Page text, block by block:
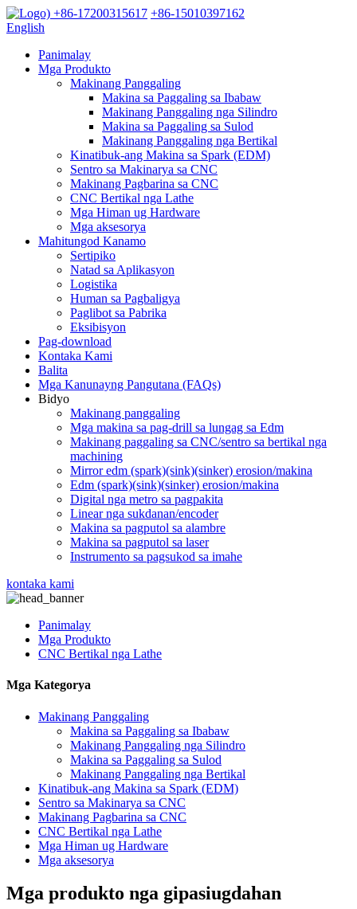
+86-17200315617 +86-15010397162
English
Panimalay
Mga Produkto
Makinang Panggaling
Makina sa Paggaling sa Ibabaw
Makinang Panggaling nga Silindro
Makina sa Paggaling sa Sulod
Makinang Panggaling nga Bertikal
Kinatibuk-ang Makina sa Spark (EDM)
Sentro sa Makinarya sa CNC
Makinang Pagbarina sa CNC
CNC Bertikal nga Lathe
Mga Himan ug Hardware
Mga aksesorya
Mahitungod Kanamo
Sertipiko
Natad sa Aplikasyon
Logistika
Human sa Pagbaligya
Paglibot sa Pabrika
Eksibisyon
Pag-download
Kontaka Kami
Balita
Mga Kanunayng Pangutana (FAQs)
Bidyo
Makinang panggaling
Mga makina sa pag-drill sa lungag sa Edm
Makinang paggaling sa CNC/sentro sa bertikal nga
machining
Mirror edm (spark)(sink)(sinker) erosion/makina
Edm (spark)(sink)(sinker) erosion/makina
Digital nga metro sa pagpakita
Linear nga sukdanan/encoder
Makina sa pagputol sa alambre
Makina sa pagputol sa laser
Instrumento sa pagsukod sa imahe
kontaka kami
Panimalay
Mga Produkto
CNC Bertikal nga Lathe
Mga Kategorya
Makinang Panggaling
Makina sa Paggaling sa Ibabaw
Makinang Panggaling nga Silindro
Makina sa Paggaling sa Sulod
Makinang Panggaling nga Bertikal
Kinatibuk-ang Makina sa Spark (EDM)
Sentro sa Makinarya sa CNC
Makinang Pagbarina sa CNC
CNC Bertikal nga Lathe
Mga Himan ug Hardware
Mga aksesorya
Mga produkto nga gipasiugdahan